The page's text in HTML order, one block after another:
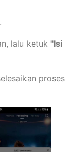
lalu ketuk "Isi
proses